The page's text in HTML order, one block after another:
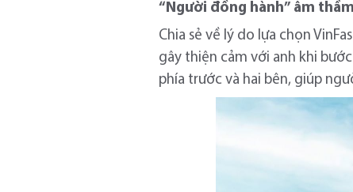
“Người đồng hành” âm
Chia sẻ về lý do lựa chọn
gây thiện cảm với anh khi
phía trước và hai bên, giúp